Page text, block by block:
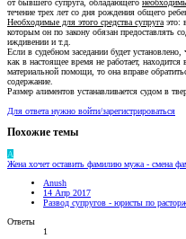
от бывшего супруга, обладающего
течение трех лет со дня рождения общего
Необходимые для этого средства супругаэто:
которым он по закону обязан предоставлять
иждивении и т.д.
Если в судебном заседании будет
как в настоящее время не работает,
материальной помощи, то она вправе
содержание.
Размер алиментов устанавливается судом в
Для ответа нужно войти/зарегистрироваться
Похожие темы
A
Жена хочет оставить фамилию мужа - смена
Anush
14 Апр 2017
Развод супругов - юристы по
Ответы
1